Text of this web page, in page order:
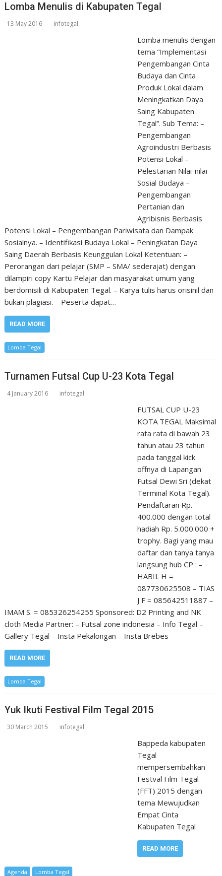
Lomba Menulis di Kabupaten Tegal
13 May 2016 infotegal
Lomba menulis dengan
tema “Implementasi
Pengembangan Cinta
Budaya dan Cinta
Produk Lokal dalam
Meningkatkan Daya
Saing Kabupaten
Tegal”. Sub Tema: –
Pengembangan
Agroindustri Berbasis
Potensi Lokal –
Pelestarian Nilai-nilai
Sosial Budaya –
Pengembangan
Pertanian dan
Agribisnis Berbasis
Potensi Lokal – Pengembangan Pariwisata dan Dampak
Sosialnya. – Identifikasi Budaya Lokal – Peningkatan Daya
Saing Daerah Berbasis Keunggulan Lokal Ketentuan: –
Perorangan dari pelajar (SMP – SMA/ sederajat) dengan
dilampiri copy Kartu Pelajar dan masyarakat umum yang
berdomisili di Kabupaten Tegal. – Karya tulis harus orisinil dan
bukan plagiasi. – Peserta dapat…
READ MORE
Lomba Tegal
Turnamen Futsal Cup U-23 Kota Tegal
4 January 2016 infotegal
FUTSAL CUP U-23
KOTA TEGAL Maksimal
rata rata di bawah 23
tahun atau 23 tahun
pada tanggal kick
offnya di Lapangan
Futsal Dewi Sri (dekat
Terminal Kota Tegal).
Pendaftaran Rp.
400.000 dengan total
hadiah Rp. 5.000.000 +
trophy. Bagi yang mau
daftar dan tanya tanya
langsung hub CP : –
HABIL H =
087730625508 – TIAS
J F = 085642511887 –
IMAM S. = 085326254255 Sponsored: D2 Printing and NK
cloth Media Partner: – Futsal zone indonesia – Info Tegal –
Gallery Tegal – Insta Pekalongan – Insta Brebes
READ MORE
Lomba Tegal
Yuk Ikuti Festival Film Tegal 2015
30 March 2015 infotegal
Bappeda kabupaten
Tegal
mempersembahkan
Festval Film Tegal
(FFT) 2015 dengan
tema Mewujudkan
Empat Cinta
Kabupaten Tegal
READ MORE
Agenda Lomba Tegal